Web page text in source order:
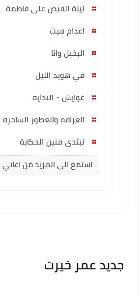
ليلة القبض على فاطمة
اعدام ميت
البخيل وانا
في هويد الليل
غوايش - البدايه
العرافه والعطور الساحره
نبتدى منين الحكاية
استمع الى المزيد من
جديد عمر خيرت